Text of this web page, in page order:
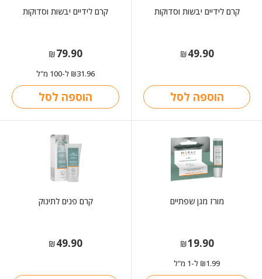
קרם לידיים יבשות וסדוקות
₪49.90
הוספה לסל
קרם לידיים יבשות וסדוקות
₪79.90
₪31.96 ל-100 מ"ל
הוספה לסל
מורז מגן שפתיים
₪19.90
₪1.99 ל-1 מ"ל
קרם פנים לתינוק
₪49.90